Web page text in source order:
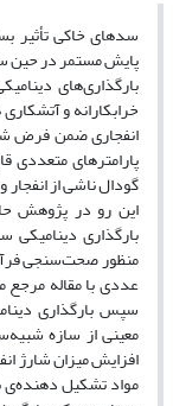
سدهای خاکی تأثیر
پایش مستمر در حین
بارگذاری‌های
خرابکارانه و
انفجاری ضمن فرض
پارامترهای متعددی
گودال ناشی از
این رو در پژوهش
بارگذاری‌
منظور صحت‌سنجی
عددی با مقاله مرجع
سپس بارگذاری
معینی از سازه
افزایش میزان شارژ
مواد تشکیل دهنده‌ی